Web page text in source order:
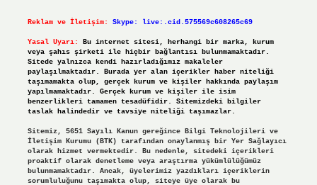
Reklam ve İletişim: Skype: live:.cid.575569c608265c69
Yasal Uyarı:
Bu internet sitesi, herhangi bir marka, kurum
veya şahıs şirketi ile hiçbir bağlantısı bulunmamaktadır.
Sitede yalnızca kendi hazırladığımız makaleler
paylaşılmaktadır. Burada yer alan içerikler haber niteliği
taşımamakta olup, gerçek kurum ve kişiler hakkında paylaşım
yapılmamaktadır. Gerçek kurum ve kişiler ile isim
benzerlikleri tamamen tesadüfidir. Sitemizdeki bilgiler
taslak halindedir ve tavsiye niteliği taşımazlar.
Sitemiz, 5651 Sayılı Kanun gereğince Bilgi Teknolojileri ve
İletişim Kurumu (BTK) tarafından onaylanmış bir Yer Sağlayıcı
olarak hizmet vermektedir. Bu nedenle, sitedeki içerikleri
proaktif olarak denetleme veya araştırma yükümlülüğümüz
bulunmamaktadır. Ancak, üyelerimiz yazdıkları içeriklerin
sorumluluğunu taşımakta olup, siteye üye olarak bu